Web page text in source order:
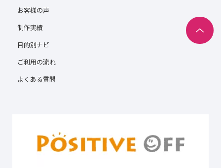
お客様の声
制作実績
目的別ナビ
ご利用の流れ
よくある質問